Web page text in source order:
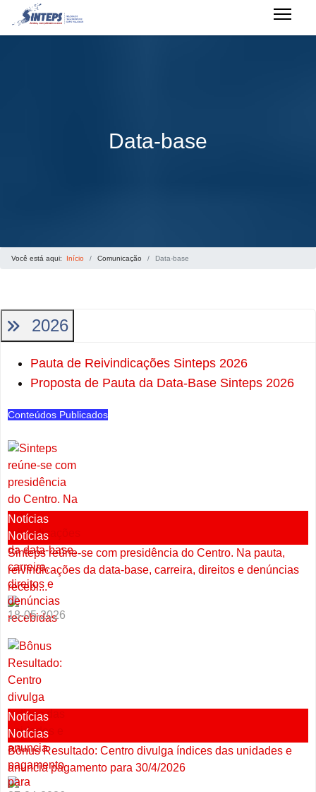
Data-base
Você está aqui: Início Comunicação Data-base
2026
Pauta de Reivindicações Sinteps 2026
Proposta de Pauta da Data-Base Sinteps 2026
Conteúdos Publicados
Notícias
Notícias
Sinteps reúne-se com presidência do Centro. Na pauta,
reivindicações da data-base, carreira, direitos e denúncias
recebi...
18-05-2026
Notícias
Notícias
Bônus Resultado: Centro divulga índices das unidades e
anuncia pagamento para 30/4/2026